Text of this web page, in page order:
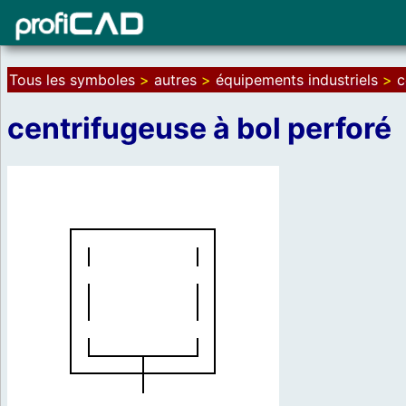
Tous les symboles > autres > équipements industriels >
centrifugeuse à bol perforé